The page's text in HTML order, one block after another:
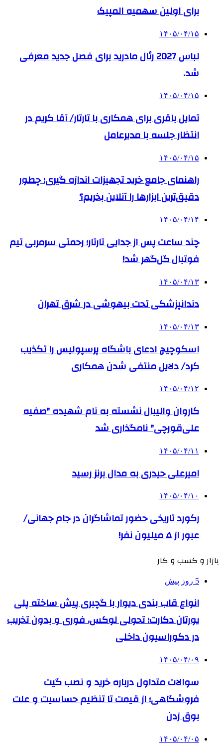
برای اولین سهمیه المپیک
۱۴۰۵/۰۴/۱۵
لباس 2027 رئال مادرید برای فصل جدید معرفی
شد.
۱۴۰۵/۰۴/۱۵
تمایل باقری برای همکاری با تارتار/ آقا کریم در
انتظار جلسه با مدیرعامل
۱۴۰۵/۰۴/۱۵
راهنمای جامع خرید تجهیزات اندازه گیری؛ چطور
دقیق‌ترین ابزارها را آنلاین بخریم؟
۱۴۰۵/۰۴/۱۴
چند ساعت پس از جدایی تارتار؛ رحمتی سرمربی تیم
فوتبال گل‌گهر شد!
۱۴۰۵/۰۴/۱۳
دندانپزشکی تحت بیهوشی در شرق تهران
۱۴۰۵/۰۴/۱۳
اسکوچیچ ادعای باشگاه پرسپولیس را تکذیب
کرد/ دلایل منتفی شدن همکاری
۱۴۰۵/۰۴/۱۲
کاروان والیبال نشسته به نام شهیده "صفیه
علی‌قورچی" نامگذاری شد
۱۴۰۵/۰۴/۱۱
امیرعلی حیدری به مدال برنز رسید
۱۴۰۵/۰۴/۱۰
رکورد تاریخی حضور تماشاگران در جام جهانی/
عبور از ۵ میلیون نفر!
بازار و کسب و کار
5 روز پیش
انواع قاب بندی دیوار با گچبری پیش ساخته پلی
یورتان دکارت؛ تحولی لوکس، فوری و بدون تخریب
در دکوراسیون داخلی
۱۴۰۵/۰۴/۰۹
سوالات متداول درباره خرید و نصب گیت
فروشگاهی؛ از قیمت تا تنظیم حساسیت و علت
بوق زدن
۱۴۰۵/۰۴/۰۵